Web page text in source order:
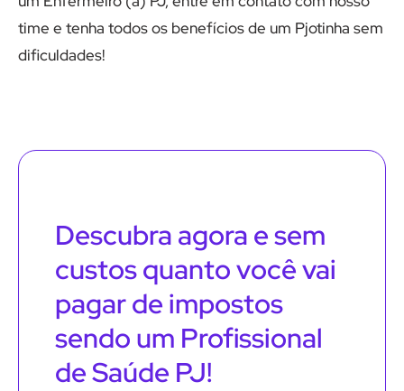
time e tenha todos os benefícios de um Pjotinha sem
dificuldades!
Descubra agora e sem
custos quanto você vai
pagar de impostos
sendo um Profissional
de Saúde PJ!